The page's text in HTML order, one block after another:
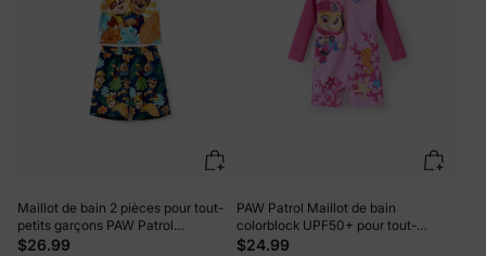
Maillot de bain 2 pièces pour tout-
petits garçons PAW Patrol
Chase/Rubble UPF50+ avec motifs
$26.99
PAW Patrol Maillot de bain
colorblock UPF50+ pour tout-
petit/fille Skye Rose vif
$24.99